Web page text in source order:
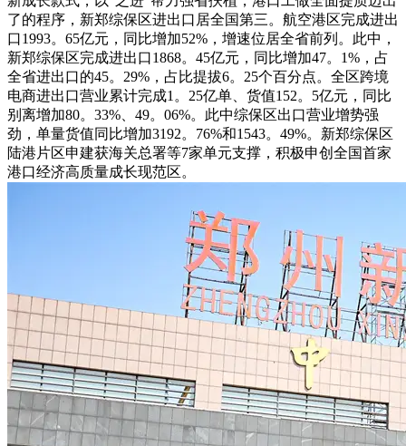
了的程序，新郑综保区进出口居全国第三。航空港区完成进出
口1993。65亿元，同比增加52%，增速位居全省前列。此中，
新郑综保区完成进出口1868。45亿元，同比增加47。1%，占
全省进出口的45。29%，占比提拔6。25个百分点。全区跨境
电商进出口营业累计完成1。25亿单、货值152。5亿元，同比
别离增加80。33%、49。06%。此中综保区出口营业增势强
劲，单量货值同比增加3192。76%和1543。49%。新郑综保区
陆港片区申建获海关总署等7家单元支撑，积极申创全国首家
港口经济高质量成长现范区。